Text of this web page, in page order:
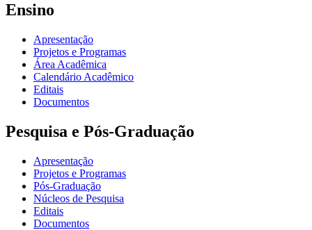
Ensino
Apresentação
Projetos e Programas
Área Acadêmica
Calendário Acadêmico
Editais
Documentos
Pesquisa e Pós-Graduação
Apresentação
Projetos e Programas
Pós-Graduação
Núcleos de Pesquisa
Editais
Documentos